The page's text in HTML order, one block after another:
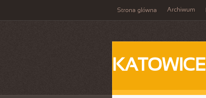
Strona główna Archiwum
KATOWICE